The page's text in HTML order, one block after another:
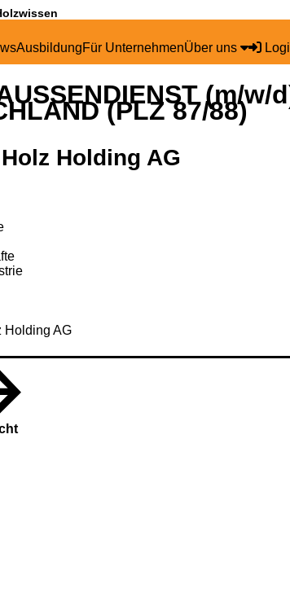
AusbildungFür UnternehmenÜber uns
(m/w/
(PLZ 87/88)
Holding AG